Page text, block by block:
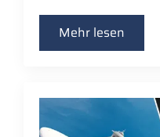
Mehr lesen